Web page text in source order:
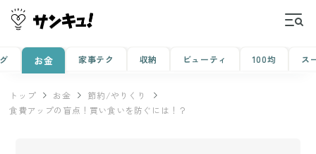
お金 家事テク 収納 ビューティ 100均 ス
トップ お金
節約/やりくり
食費アップの盲点！買い食いを防ぐには！？